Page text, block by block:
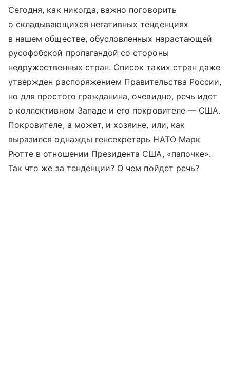
Сегодня, как никогда, важно поговорить
о складывающихся негативных тенденциях
в нашем обществе, обусловленных нарастающей
русофобской пропагандой со стороны
недружественных стран. Список таких стран даже
утвержден распоряжением Правительства России,
но для простого гражданина, очевидно, речь идет
о коллективном Западе и его покровителе — США.
Покровителе, а может, и хозяине, или, как
выразился однажды генсекретарь НАТО Марк
Рютте в отношении Президента США, «папочке».
Так что же за тенденции? О чем пойдет речь?